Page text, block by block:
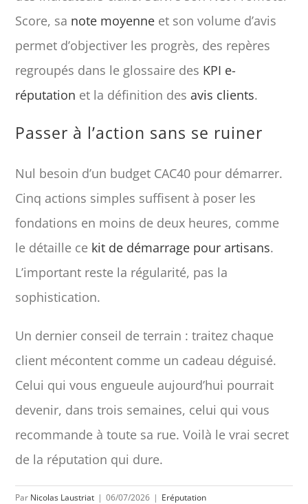
Score, sa note moyenne et son volume d’avis
permet d’objectiver les progrès, des repères
regroupés dans le glossaire des KPI e-
réputation et la définition desavis clients.
Passer à l’action sans se ruiner
Nul besoin d’un budget CAC40 pour démarrer.
Cinq actions simples suffisent à poser les
fondations en moins de deux heures, comme
le détaille ce kit de démarrage pour artisans.
L’important reste la régularité, pas la
sophistication.
Un dernier conseil de terrain : traitez chaque
client mécontent comme un cadeau déguisé.
Celui qui vous engueule aujourd’hui pourrait
devenir, dans trois semaines, celui qui vous
recommande à toute sa rue. Voilà le vrai secret
de la réputation qui dure.
Par Nicolas Laustriat | 06/07/2026 | Eréputation